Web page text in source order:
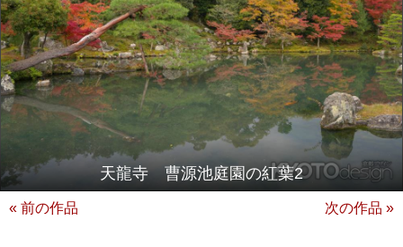
天龍寺 曹源池庭園の紅葉2
« 前の作品 次の作品 »